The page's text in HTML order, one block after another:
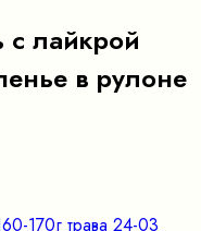
с лайкрой
в рулоне